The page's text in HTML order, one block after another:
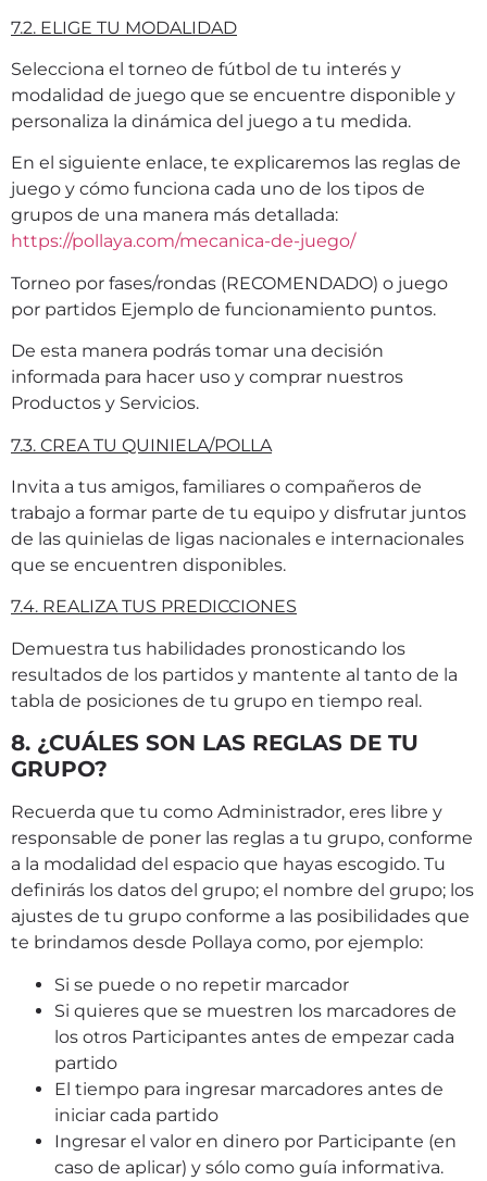
7.2. ELIGE TU MODALIDAD
Selecciona el torneo de fútbol de tu interés y
modalidad de juego que se encuentre disponible y
personaliza la dinámica del juego a tu medida.
En el siguiente enlace, te explicaremos las reglas de
juego y cómo funciona cada uno de los tipos de
grupos de una manera más detallada:
https://pollaya.com/mecanica-de-juego/
Torneo por fases/rondas (RECOMENDADO) o juego
por partidos Ejemplo de funcionamiento puntos.
De esta manera podrás tomar una decisión
informada para hacer uso y comprar nuestros
Productos y Servicios.
7.3. CREA TU QUINIELA/POLLA
Invita a tus amigos, familiares o compañeros de
trabajo a formar parte de tu equipo y disfrutar juntos
de las quinielas de ligas nacionales e internacionales
que se encuentren disponibles.
7.4. REALIZA TUS PREDICCIONES
Demuestra tus habilidades pronosticando los
resultados de los partidos y mantente al tanto de la
tabla de posiciones de tu grupo en tiempo real.
8. ¿CUÁLES SON LAS REGLAS DE TU
GRUPO?
Recuerda que tu como Administrador, eres libre y
responsable de poner las reglas a tu grupo, conforme
a la modalidad del espacio que hayas escogido. Tu
definirás los datos del grupo; el nombre del grupo; los
ajustes de tu grupo conforme a las posibilidades que
te brindamos desde Pollaya como, por ejemplo:
Si se puede o no repetir marcador
Si quieres que se muestren los marcadores de
los otros Participantes antes de empezar cada
partido
El tiempo para ingresar marcadores antes de
iniciar cada partido
Ingresar el valor en dinero por Participante (en
caso de aplicar) y sólo como guía informativa.